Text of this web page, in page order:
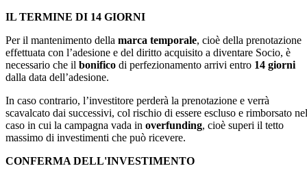
IL TERMINE DI 14 GIORNI
Per il mantenimento della marca temporale, cioè della prenotazione
effettuata con l’adesione e del diritto acquisito a diventare Socio, è
necessario che il bonifico di perfezionamento arrivi entro 14 giorni
dalla data dell’adesione.
In caso contrario, l’investitore perderà la prenotazione e verrà
scavalcato dai successivi, col rischio di essere escluso e rimborsato nel
caso in cui la campagna vada in overfunding, cioè superi il tetto
massimo di investimenti che può ricevere.
CONFERMA DELL'INVESTIMENTO